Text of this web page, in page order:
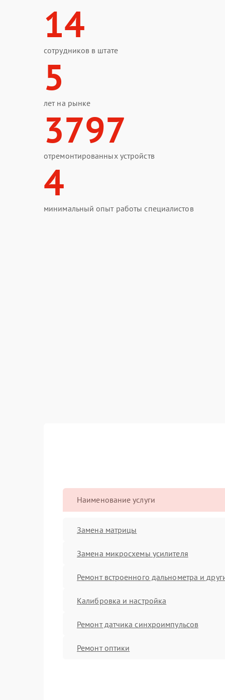
14
сотрудников в штате
5
лет на рынке
3797
отремонтированных устройств
4
минимальный опыт работы специалистов
Наименование услуги
Замена матрицы
Замена микросхемы усилителя
Ремонт встроенного дальнометра и
Калибровка и настройка
Ремонт датчика синхроимпульсов
Ремонт оптики